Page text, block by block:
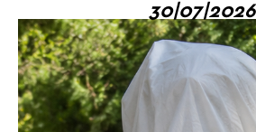
30|07|2026